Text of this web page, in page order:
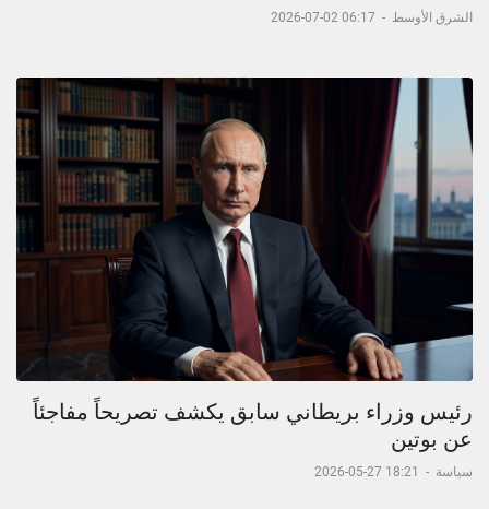
الشرق الأوسط -
06:17 02-07-2026
رئيس وزراء بريطاني سابق يكشف تصريحاً مفاجئاً
عن بوتين
سياسة -
18:21 27-05-2026